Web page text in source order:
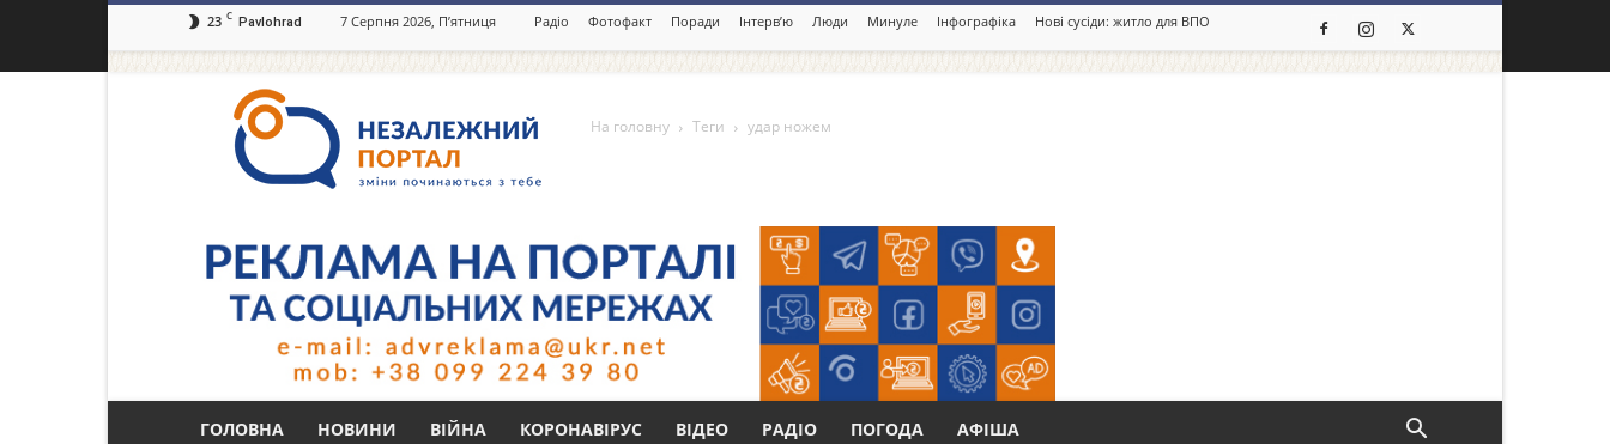
23 C Pavlohrad 7 Серпня 2026, П’ятниця Радіо Фотофакт Поради Інтерв’ю Люди Минуле Інфографіка Нові сусіди: житло для ВПО
портал
Павлоград.dp.ua
ГОЛОВНА НОВИНИ ВІЙНА КОРОНАВІРУС ВІДЕО РАДІО ПОГОДА АФІША
На головну Теги удар ножем
Тег: удар ножем